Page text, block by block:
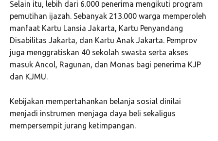
Selain itu, lebih dari 6.000 penerima mengikuti program
pemutihan ijazah. Sebanyak 213.000 warga memperoleh
manfaat Kartu Lansia Jakarta, Kartu Penyandang
Disabilitas Jakarta, dan Kartu Anak Jakarta. Pemprov
juga menggratiskan 40 sekolah swasta serta akses
masuk Ancol, Ragunan, dan Monas bagi penerima KJP
dan KJMU.
Kebijakan mempertahankan belanja sosial dinilai
menjadi instrumen menjaga daya beli sekaligus
mempersempit jurang ketimpangan.